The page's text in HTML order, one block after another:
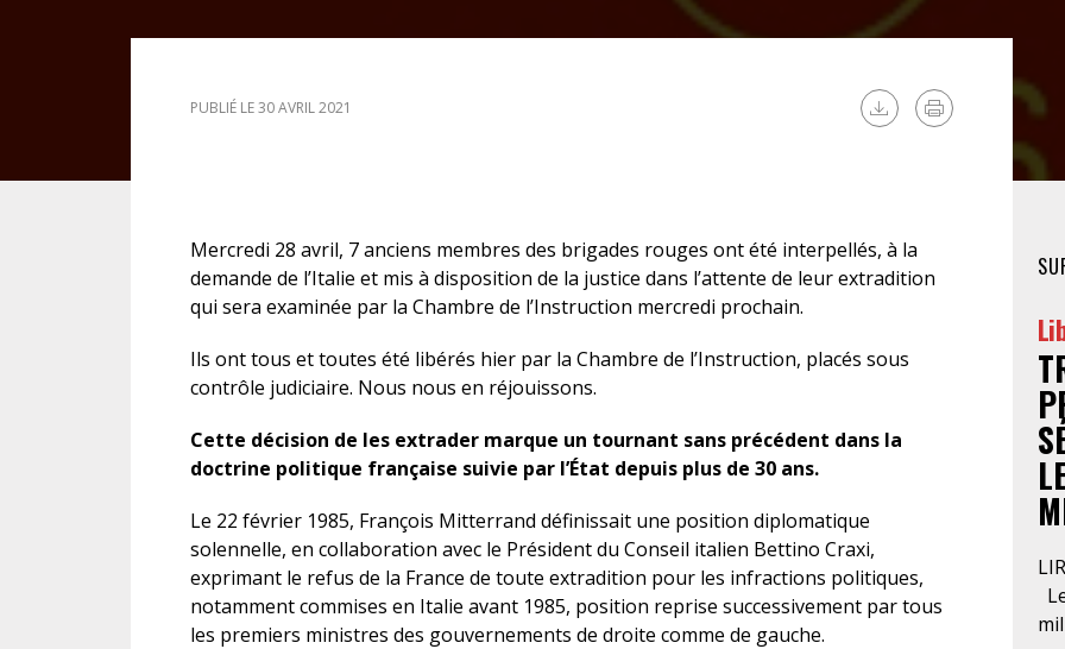
DROIT DES MINEURS
PUBLIÉ LE 30 AVRIL 2021
Mercredi 28 avril, 7 anciens membres des brigades rouges ont été interpellés, à la
demande de l’Italie et mis à disposition de la justice dans l’attente de leur extradition
qui sera examinée par la Chambre de l’Instruction mercredi prochain.
Ils ont tous et toutes été libérés hier par la Chambre de l’Instruction, placés sous
contrôle judiciaire. Nous nous en réjouissons.
Cette décision de les extrader marque un tournant sans précédent dans la
doctrine politique française suivie par l’État depuis plus de 30 ans.
Le 22 février 1985, François Mitterrand définissait une position diplomatique
solennelle, en collaboration avec le Président du Conseil italien Bettino Craxi,
exprimant le refus de la France de toute extradition pour les infractions politiques,
notamment commises en Italie avant 1985, position reprise successivement par tous
les premiers ministres des gouvernements de droite comme de gauche.